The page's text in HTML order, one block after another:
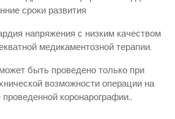
сроки развития
напряжения с низким качеством
медикаментозной терапии.
быть проведено только при
возможности операции на
коронарографии..